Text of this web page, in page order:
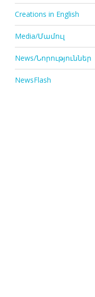
Creations in English
Media/Մամուլ
News/Նորություններ
NewsFlash